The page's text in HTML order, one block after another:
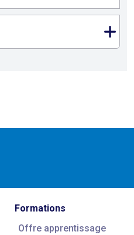
Formations
Offre apprentissage